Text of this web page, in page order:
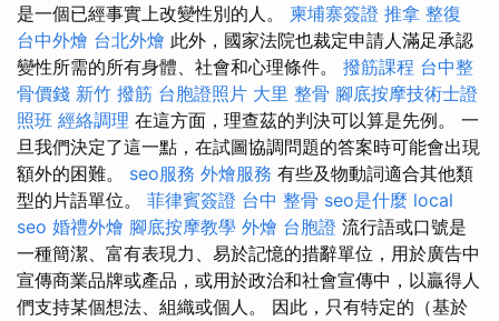
是一個已經事實上改變性別的人。 柬埔寨簽證 推拿 整復
台中外燴 台北外燴 此外，國家法院也裁定申請人滿足承認
變性所需的所有身體、社會和心理條件。 撥筋課程 台中整
骨價錢 新竹 撥筋 台胞證照片 大里 整骨 腳底按摩技術士證
照班 經絡調理 在這方面，理查茲的判決可以算是先例。 一
旦我們決定了這一點，在試圖協調問題的答案時可能會出現
額外的困難。 seo服務 外燴服務 有些及物動詞適合其他類
型的片語單位。 菲律賓簽證 台中 整骨 seo是什麼 local
seo 婚禮外燴 腳底按摩教學 外燴 台胞證 流行語或口號是
一種簡潔、富有表現力、易於記憶的措辭單位，用於廣告中
宣傳商業品牌或產品，或用於政治和社會宣傳中，以贏得人
們支持某個想法、組織或個人。 因此，只有特定的（基於